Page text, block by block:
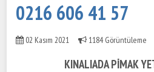
0216 606 41 57
02 Kasım 2021 1184 Görüntüleme
KINALIADA PİMAK